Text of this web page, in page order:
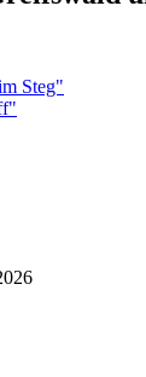
Steg"